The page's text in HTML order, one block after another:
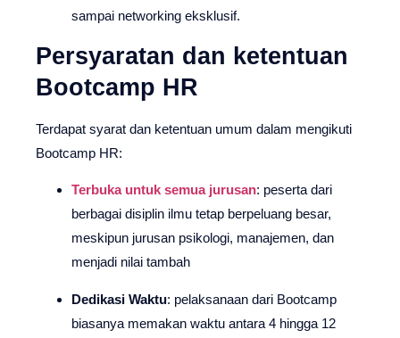
sampai networking eksklusif.
Persyaratan dan ketentuan
Bootcamp HR
Terdapat syarat dan ketentuan umum dalam mengikuti
Bootcamp HR:
Terbuka untuk semua jurusan: peserta dari
berbagai disiplin ilmu tetap berpeluang besar,
meskipun jurusan psikologi, manajemen, dan
menjadi nilai tambah
Dedikasi Waktu: pelaksanaan dari Bootcamp
biasanya memakan waktu antara 4 hingga 12